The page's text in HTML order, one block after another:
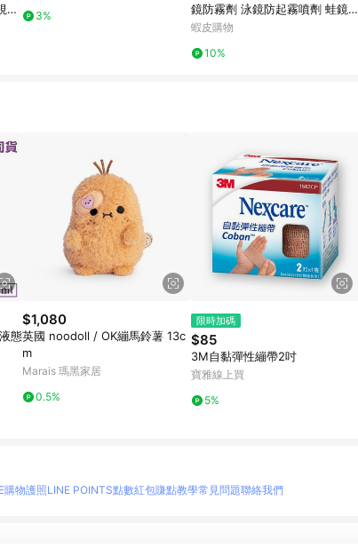
鏡
3%
鏡防霧劑 泳鏡防起霧噴劑 蛙鏡除
霧劑 速乾無痕 泳鏡不起霧神器
蝦皮購物
10%
態
$1,080
英國 noodoll / OK繃馬鈴薯 13c
m
Marais 瑪黑家居
0.5%
限時加碼
$85
3M自黏彈性繃帶2吋
寶雅線上買
5%
購物護照LINE POINTS點數紅包賺點教學常見問題聯絡我們